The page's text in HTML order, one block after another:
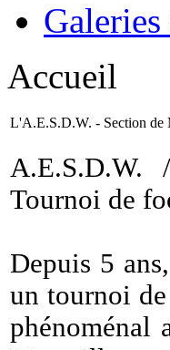
Accueil
L'A.E.S.D.W. - Section de
A.E.S.D.W.
Tournoi de
Depuis 5
un tournoi
phénoménal